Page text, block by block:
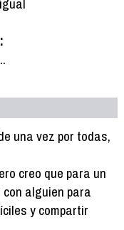
una vez por todas,
creo que para un
alguien para
y compartir